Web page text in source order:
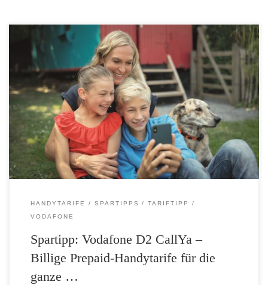
CallYa Smartphone Allnet Flat jetzt mit 4 GB CallYa Internet-
Optionen mit bis zu 50 Prozent mehr Datenvolumen 1 GB im CallYa
Flex schon für 6,99 EUR Mobiles Surfen auf dem Smartphone ist
längst fester Bestandteil unseres Alltags – ob in der Bahn, in der
Mittagspause oder beim Arzt im Wartezimmer. […]
HANDYTARIFE SPARTIPPS
TARIFTIPP
VODAFONE
Spartipp: Vodafone D2 CallYa –
Billige Prepaid-Handytarife für die
ganze …